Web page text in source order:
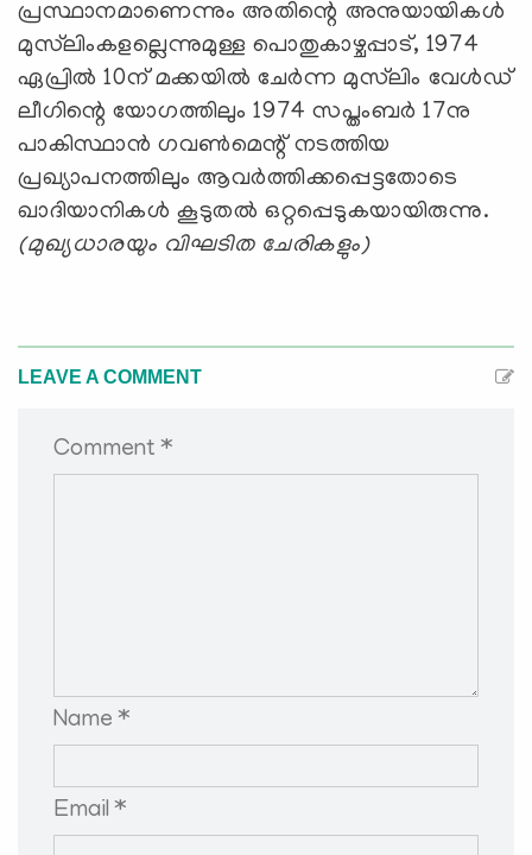
പ്രസ്ഥാനമാണെന്നും അതിന്റെ അനുയായികള്‍
മുസ്‌ലിംകളല്ലെന്നുമുള്ള പൊതുകാഴ്ചപ്പാട്, 1974
ഏപ്രില്‍ 10ന് മക്കയില്‍ ചേര്‍ന്ന മുസ്‌ലിം വേള്‍ഡ്
ലീഗിന്റെ യോഗത്തിലും 1974 സപ്തംബര്‍ 17നു
പാകിസ്ഥാന്‍ ഗവണ്‍മെന്റ് നടത്തിയ
പ്രഖ്യാപനത്തിലും ആവര്‍ത്തിക്കപ്പെട്ടതോടെ
ഖാദിയാനികള്‍ കൂടുതല്‍ ഒറ്റപ്പെടുകയായിരുന്നു.
(മുഖ്യധാരയും വിഘടിത ചേരികളും)
LEAVE A COMMENT
Comment *
Name *
Email *